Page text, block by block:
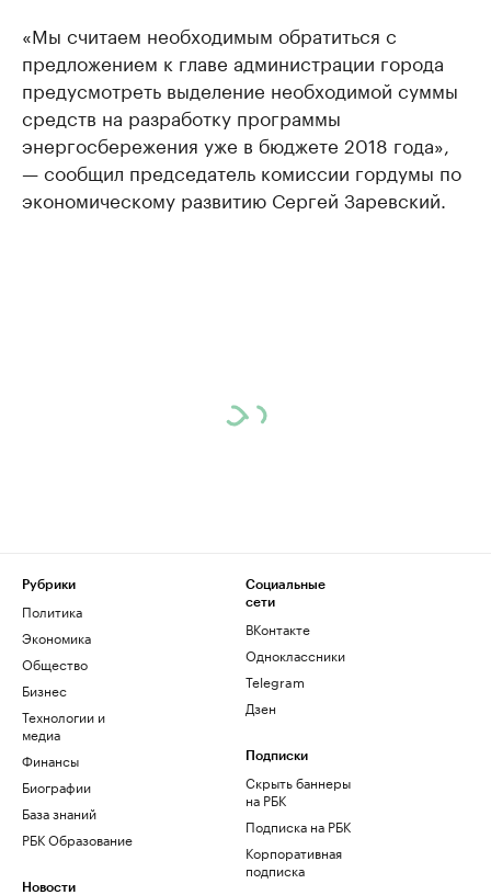
«Мы считаем необходимым обратиться с
предложением к главе администрации города
предусмотреть выделение необходимой суммы
средств на разработку программы
энергосбережения уже в бюджете 2018 года»,
— сообщил председатель комиссии гордумы по
экономическому развитию Сергей Заревский.
Рубрики
Политика
Экономика
Общество
Бизнес
Технологии и
медиа
Финансы
Биографии
База знаний
РБК Образование
Новости
Социальные
сети
ВКонтакте
Одноклассники
Telegram
Дзен
Подписки
Скрыть баннеры
на РБК
Подписка на РБК
Корпоративная
подписка